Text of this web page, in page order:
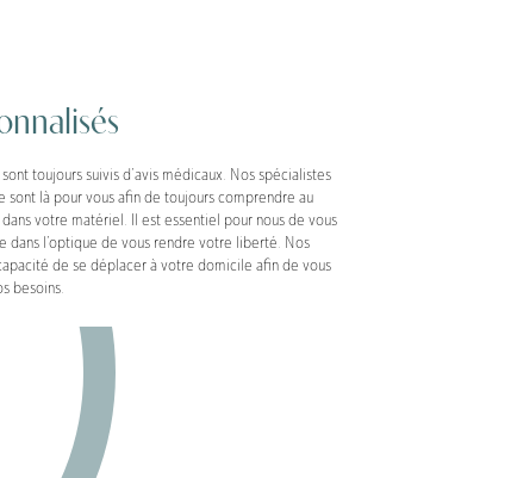
toujours suivis d’avis médicaux. Nos spécialistes
là pour vous afin de toujours comprendre au
votre matériel. Il est essentiel pour nous de vous
dans l’optique de vous rendre votre liberté. Nos
de se déplacer à votre domicile afin de vous
besoins.